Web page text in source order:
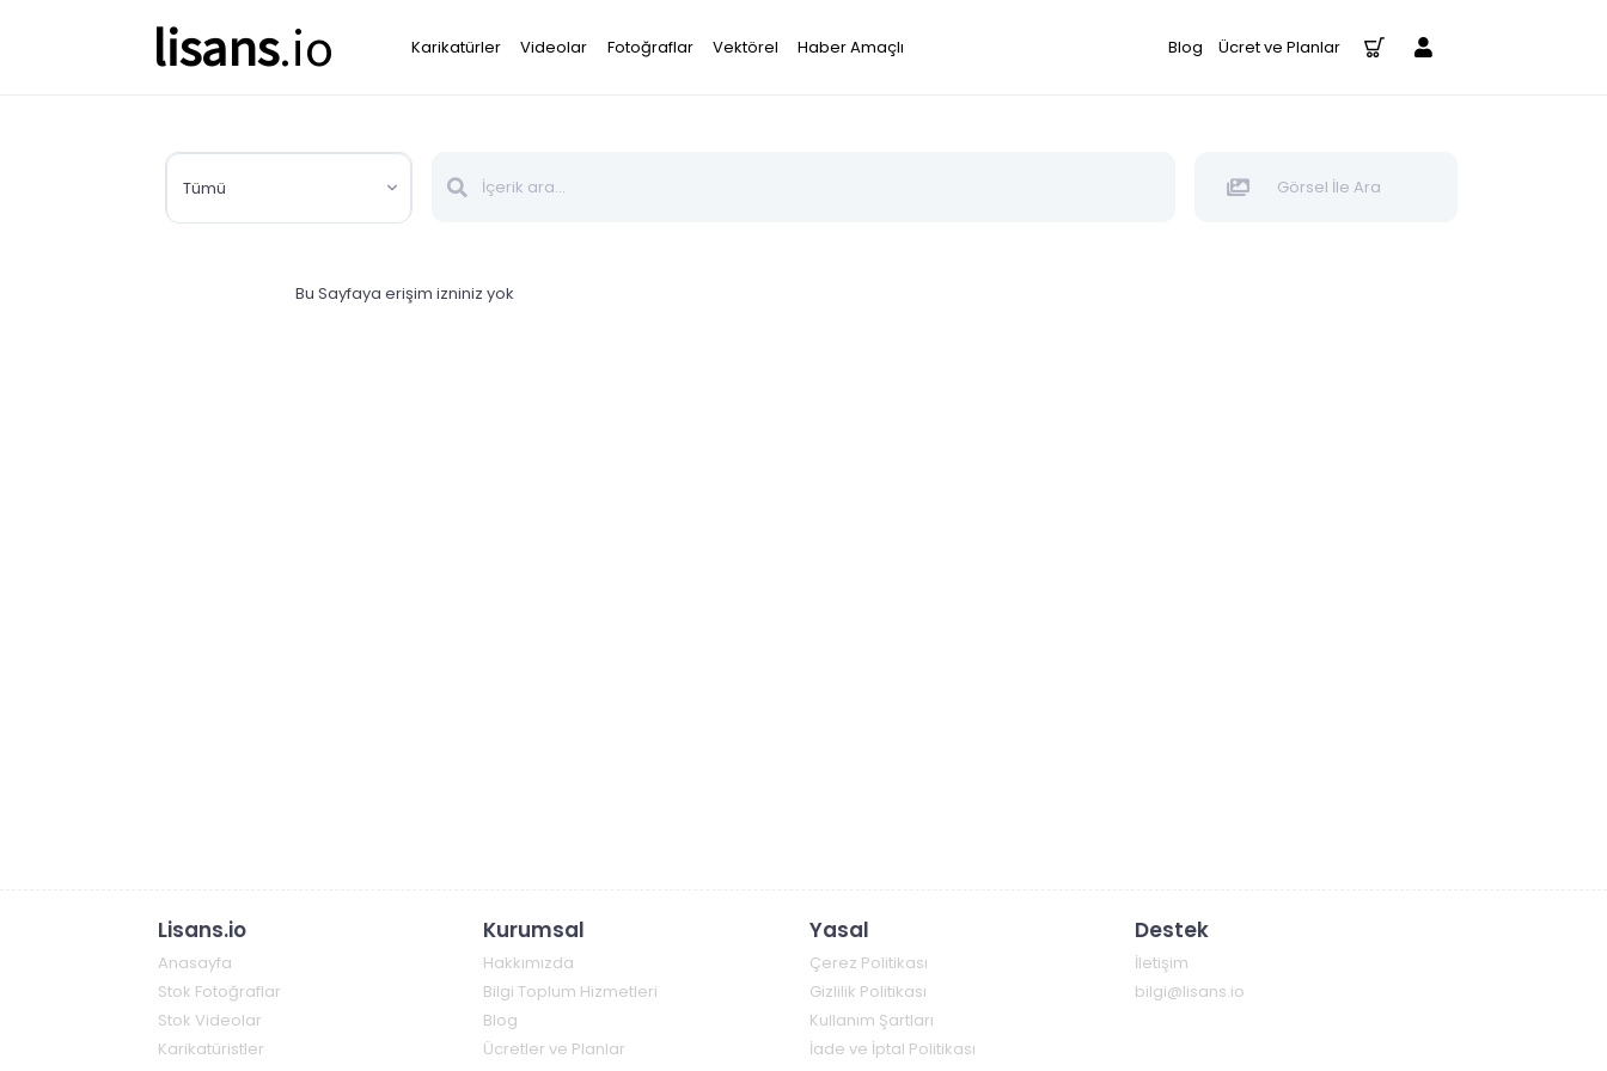
lisans.io Karikatürler Videolar Fotoğraflar Vektörel Haber Amaçlı Blog Ücret ve Planlar
Tümü Görsel İle Ara
Bu Sayfaya erişim izniniz yok
Lisans.io
Anasayfa
Stok Fotoğraflar
Stok Videolar
Karikatüristler
Kurumsal
Hakkımızda
Bilgi Toplum Hizmetleri
Blog
Ücretler ve Planlar
Yasal
Çerez Politikası
Gizlilik Politikası
Kullanım Şartları
İade ve İptal Politikası
Destek
İletişim
bilgi@lisans.io